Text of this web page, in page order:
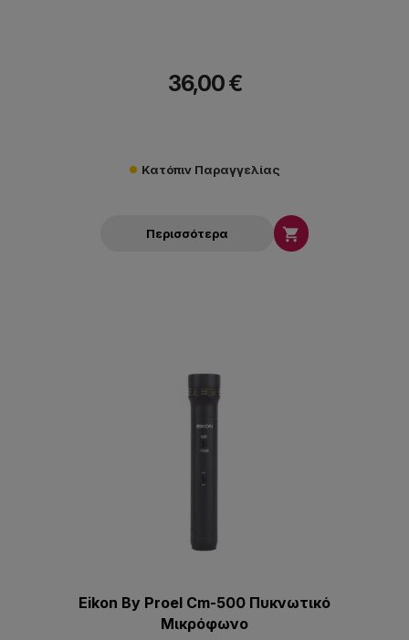
36,00 €
Κατόπιν Παραγγελίας
Περισσότερα 
Eikon By Proel Cm-500 Πυκνωτικό
Mικρόφωνο